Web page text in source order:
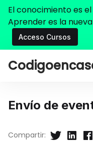
El conocimiento es
Aprender es la
Acceso Cursos
Envío de
Compartir: